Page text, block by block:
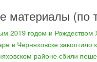
материалы (по
2019 годом и Рождеством
в Черняховске закоптило
районе сбили